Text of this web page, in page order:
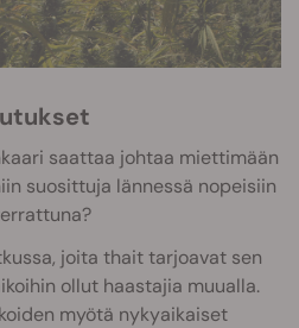
saattaa johtaa miettimään
suosittuja lännessä nopeisiin
joita thait tarjoavat sen
ollut haastajia muualla.
myötä nykyaikaiset